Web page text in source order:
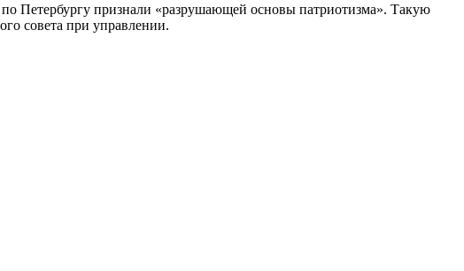
Петербургу признали «разрушающей основы патриотизма». Такую
совета при управлении.